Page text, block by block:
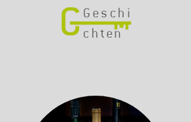
Geschi
chten